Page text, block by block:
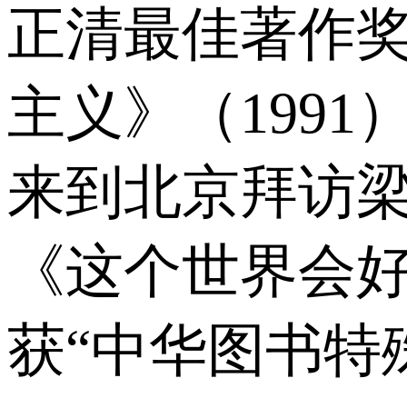
正清最佳著作
主义》（1991
来到北京拜访
《这个世界会
获“中华图书特